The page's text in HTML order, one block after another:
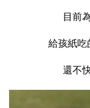
目前
給孩紙吃
還不